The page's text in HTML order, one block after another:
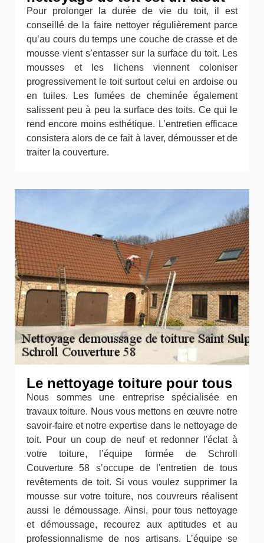
Pour prolonger la durée de vie du toit, il est
conseillé de la faire nettoyer régulièrement parce
qu’au cours du temps une couche de crasse et de
mousse vient s’entasser sur la surface du toit. Les
mousses et les lichens viennent coloniser
progressivement le toit surtout celui en ardoise ou
en tuiles. Les fumées de cheminée également
salissent peu à peu la surface des toits. Ce qui le
rend encore moins esthétique. L’entretien efficace
consistera alors de ce fait à laver, démousser et de
traiter la couverture.
Le nettoyage toiture pour tous
Nous sommes une entreprise spécialisée en
travaux toiture. Nous vous mettons en œuvre notre
savoir-faire et notre expertise dans le nettoyage de
toit. Pour un coup de neuf et redonner l'éclat à
votre toiture, l’équipe formée de Schroll
Couverture 58 s’occupe de l'entretien de tous
revêtements de toit. Si vous voulez supprimer la
mousse sur votre toiture, nos couvreurs réalisent
aussi le démoussage. Ainsi, pour tous nettoyage
et démoussage, recourez aux aptitudes et au
professionnalisme de nos artisans. L’équipe se